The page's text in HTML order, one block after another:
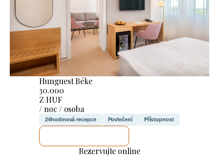
Hunguest Béke
30.000
Z HUF
/ noc / osoba
24hodinová recepce Povlečení Přístupnost
Rezervujte online